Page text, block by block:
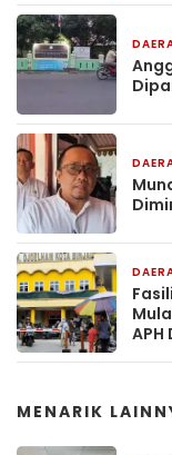
APH
MENARIK